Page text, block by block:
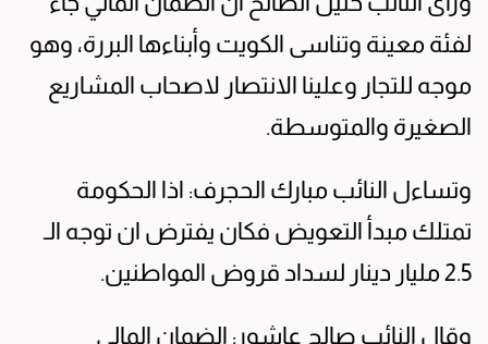
لفئة معينة وتناسى الكويت وأبناءها البررة، وهو
موجه للتجار وعلينا الانتصار لاصحاب المشاريع
الصغيرة والمتوسطة.
وتساءل النائب مبارك الحجرف: اذا الحكومة
تمتلك مبدأ التعويض فكان يفترض ان توجه الـ
2.5 مليار دينار لسداد قروض المواطنين.
وقال النائب صالح عاشور: الضمان المالي